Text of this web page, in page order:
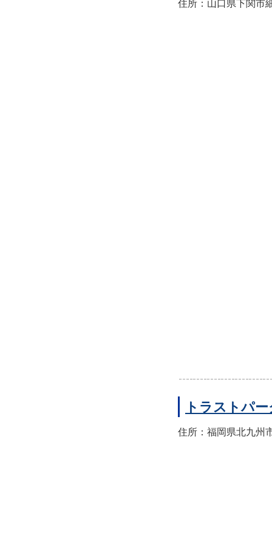
住所：山口県下関市
トラストパ
住所：福岡県北九州